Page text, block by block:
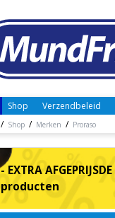
Shop Verzendbeleid
/ Shop / Merken / Proraso
- EXTRA AFGEPRIJSDE
producten